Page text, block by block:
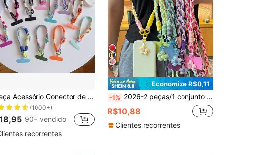
1 Peça Acessório Conector de Capa de Telefone com Alça de Pulso Curta, Universal, Anti-Deslizante, Anti-Queda, Presente Portátil Encantador para Mãe, Família, Amigos, Aniversário, Feriado, Charm de Telefone, Corrente de Telefone
(1000+)
90+ vendido
recorrentes
9
Economize R$0,11
-1% 2026-2 peças/1 conjunto Cordão para Celular, Cordão para Celular Flor de Cinco Pétalas Estilo Celebridade da Internet, Bloco de Cor Dopamina, Longo Transversal, Estilo Ins, Feito à Mão, Trançado, Durável, Adequado para Viagens ao Ar Livre, Caminhadas, Unissex, Suporte Curto para Celular, Alça de Pulso para Smartphone, Cordão de Capa Protetora de Smartphone, Chaveiro, Bolsa de Ombro para Smartphone, Pingente para Celular
R$10,88
Clientes recorrentes